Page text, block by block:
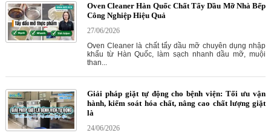
Oven Cleaner Hàn Quốc Chất Tẩy Dầu Mỡ Nhà Bếp
Công Nghiệp Hiệu Quả
27/06/2026
Oven Cleaner là chất tẩy dầu mỡ chuyên dụng nhập
khẩu từ Hàn Quốc, làm sạch nhanh dầu mỡ, muội
than...
Giải pháp giặt tự động cho bệnh viện: Tối ưu vận
hành, kiểm soát hóa chất, nâng cao chất lượng giặt
là
24/06/2026